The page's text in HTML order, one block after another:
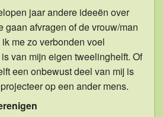
jaar andere ideeën over
gaan afvragen of de vrouw/man
me zo verbonden voel
van mijn eigen tweelinghelft. Of
een onbewust deel van mij is
op een ander mens.